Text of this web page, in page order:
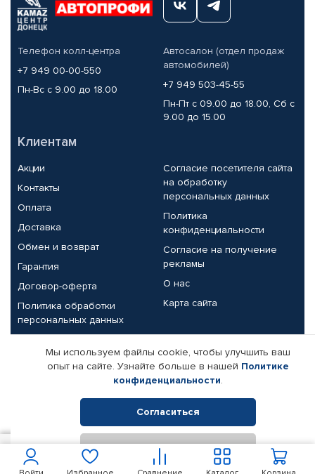
Телефон колл-центра
+7 949 00-00-550
Пн-Вс с 9.00 до 18.00
Автосалон (отдел продаж
автомобилей)
+7 949 503-45-55
Пн-Пт с 09.00 до 18.00, Сб с
9.00 до 15.00
Клиентам
Акции
Контакты
Оплата
Доставка
Обмен и возврат
Гарантия
Договор-оферта
Политика обработки
персональных данных
Согласие посетителя сайта
на обработку
персональных данных
Политика
конфиденциальности
Согласие на получение
рекламы
О нас
Карта сайта
Партнерам
Корпоративным клиентам
Поставщикам
Реквизиты компании
© КАМАЗ ЦЕНТР ДОНЕЦК, 2015-2026. Все права защищены.
Интернет-магазин автомобильных товаров Автопрофи.
Мы используем файлы cookie, чтобы улучшить ваш
опыт на сайте. Узнайте больше в нашей Политике
конфиденциальности.
Согласиться
Отклонить
4 597 В корзину